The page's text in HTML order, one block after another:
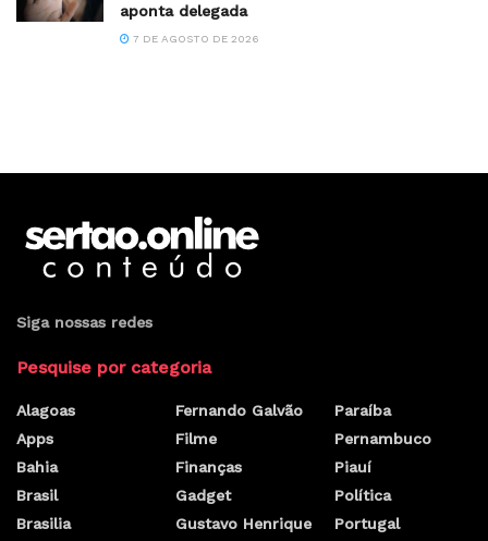
aponta delegada
7 DE AGOSTO DE 2026
Siga nossas redes
Pesquise por categoria
Alagoas
Apps
Bahia
Brasil
Brasilia
Fernando Galvão
Filme
Finanças
Gadget
Gustavo Henrique
Paraíba
Pernambuco
Piauí
Política
Portugal